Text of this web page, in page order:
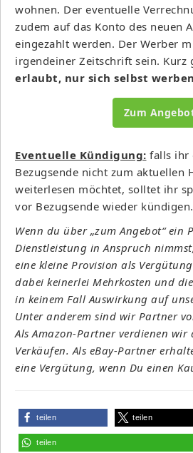
wohnen. Der eventuelle
zudem auf das Konto des neuen
eingezahlt werden. Der Werber
irgendeiner Zeitschrift sein. Kurz
erlaubt, nur sich selbst
Zum
Eventuelle Kündigung: falls ihr
Bezugsende nicht zum aktuellen
weiterlesen möchtet, solltet ihr
vor Bezugsende wieder kündigen.
Wenn du über „zum Angebot“ ein
Dienstleistung in Anspruch
eine kleine Provision als
dabei keinerlei Mehrkosten und
in keinem Fall Auswirkung auf
Unter anderem sind wir Partner
Als Amazon-Partner verdienen
Verkäufen. Als eBay-Partner
eine Vergütung, wenn Du einen
teilen teilen
teilen